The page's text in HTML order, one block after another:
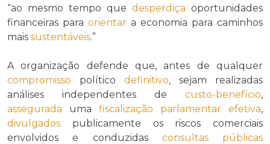
“ao mesmo tempo que desperdiça oportunidades
financeiras para orientar a economia para caminhos
mais sustentáveis.”
A organização defende que, antes de qualquer
compromisso político definitivo, sejam realizadas
análises independentes de custo-benefício,
assegurada uma fiscalização parlamentar efetiva,
divulgados publicamente os riscos comerciais
envolvidos e conduzidas consultas públicas